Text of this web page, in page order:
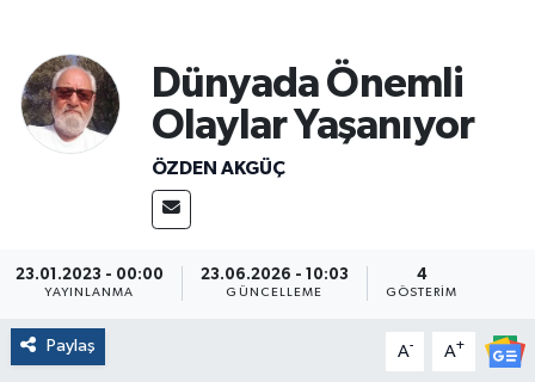
Dünyada Önemli
Olaylar Yaşanıyor
ÖZDEN AKGÜÇ
23.01.2023 - 00:00
YAYINLANMA
23.06.2026 - 10:03
GÜNCELLEME
4
GÖSTERIM
Paylaş A- A+
Magazin
Muğla Haber
Muğla Trafik Yoğunluk Haritası
Süper Lig Puan Durumu ve Fikstür
Tüm Manşetler